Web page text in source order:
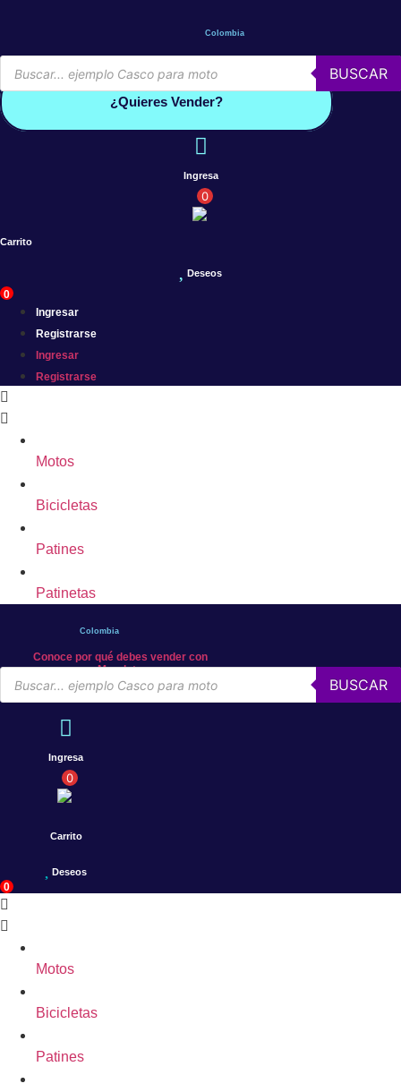
contenido
Colombia
Búsqueda
de
productos
BUSCAR
Conoce por qué debes vender con mercleta
¿Quieres Vender?
Ingresa
0
Carrito
Deseos
0
Ingresar
Registrarse
Ingresar
Registrarse
Motos
Bicicletas
Patines
Patinetas
Colombia
Conoce por qué debes vender con
Mercleta
Búsqueda
de
productos
BUSCAR
Ingresa
0
Carrito
Deseos
0
Motos
Bicicletas
Patines